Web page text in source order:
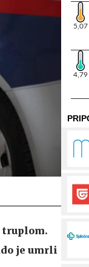
truplom.
je umrli
5,07
4,79